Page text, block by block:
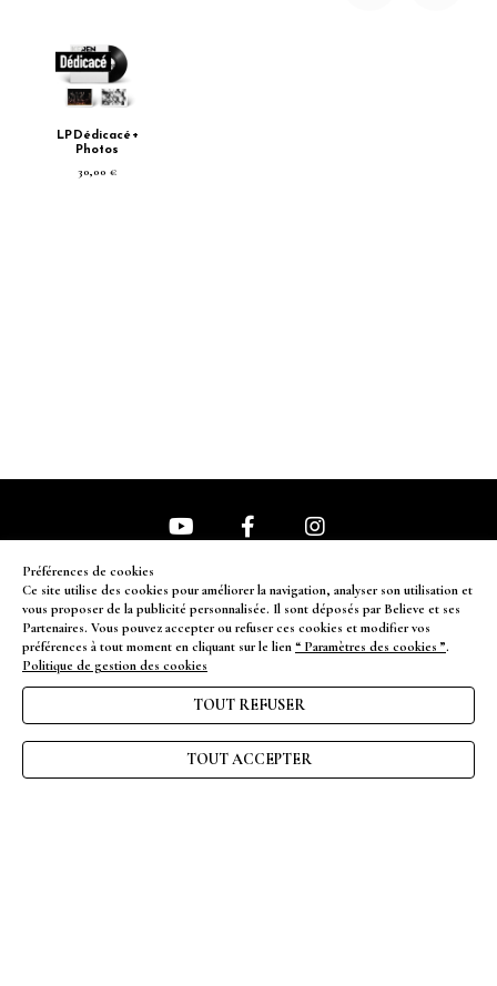
LP Dédicacé +
Photos
30,00 €
NEWSLETTER
ENVOYER
CGV
Préférences de cookies
Ce site utilise des cookies pour améliorer la navigation, analyser son utilisation et
vous proposer de la publicité personnalisée. Il sont déposés par Believe et ses
Partenaires. Vous pouvez accepter ou refuser ces cookies et modifier vos
préférences à tout moment en cliquant sur le lien “ Paramètres des cookies ”.
Politique de gestion des cookies
TOUT REFUSER
TOUT ACCEPTER